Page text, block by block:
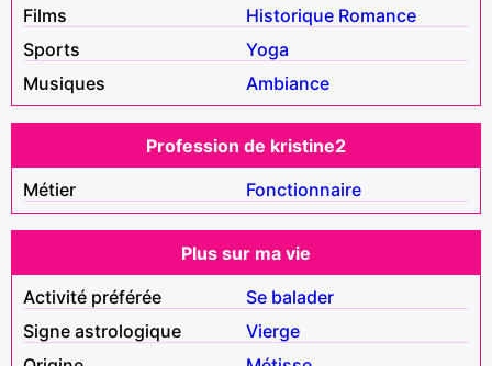
Films
Historique Romance
Sports
Yoga
Musiques
Ambiance
Profession de kristine2
Métier
Fonctionnaire
Plus sur ma vie
Activité préférée
Se balader
Signe astrologique
Vierge